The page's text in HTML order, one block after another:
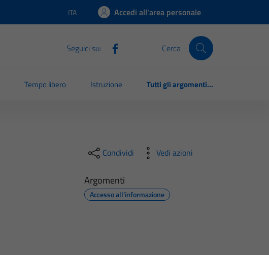
Lingua attiva:
ITA Accedi all'area personale
Seguici su: Cerca
Tempo libero Istruzione Tutti gli argomenti...
Condividi Vedi azioni
Argomenti
Accesso all'informazione